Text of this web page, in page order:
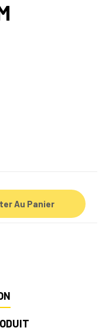
Au Panier